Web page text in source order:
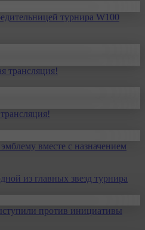
турнира W100
трансляция!
вместе с назначением
из главных звезд турнира
против инициативы